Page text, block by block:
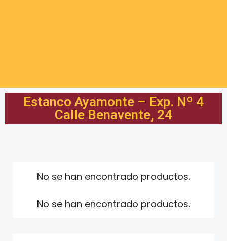
Estanco Ayamonte – Exp. Nº 4
Calle Benavente, 24
No se han encontrado productos.
No se han encontrado productos.